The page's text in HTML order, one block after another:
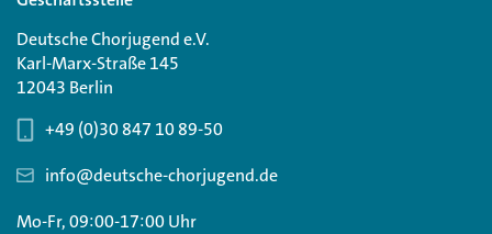
Deutsche Chorjugend e.V.
Karl-Marx-Straße 145
12043 Berlin
+49 (0)30 847 10 89-50
info@deutsche-chorjugend.de
Mo-Fr, 09:00-17:00 Uhr